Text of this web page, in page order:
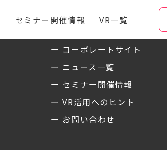
セミナー開催情報 VR一覧
私たちについて
ー コーポレートサイト
ー ニュース一覧
ー セミナー開催情報
ー VR活用へのヒント
ー お問い合わせ